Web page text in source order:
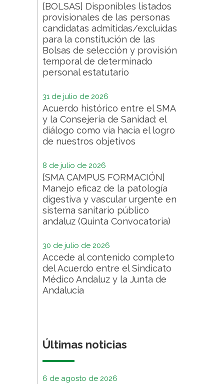
[BOLSAS] Disponibles listados
provisionales de las personas
candidatas admitidas/excluidas
para la constitución de las
Bolsas de selección y provisión
temporal de determinado
personal estatutario
31 de julio de 2026
Acuerdo histórico entre el SMA
y la Consejería de Sanidad: el
diálogo como vía hacia el logro
de nuestros objetivos
8 de julio de 2026
[SMA CAMPUS FORMACIÓN]
Manejo eficaz de la patología
digestiva y vascular urgente en
sistema sanitario público
andaluz (Quinta Convocatoria)
30 de julio de 2026
Accede al contenido completo
del Acuerdo entre el Sindicato
Médico Andaluz y la Junta de
Andalucía
Últimas noticias
6 de agosto de 2026